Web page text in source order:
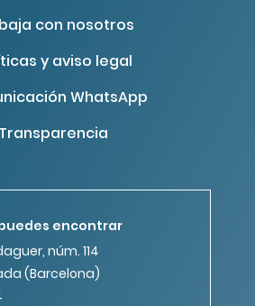
con nosotros
y aviso legal
WhatsApp
Transparencia
encontrar
núm. 114
(Barcelona)